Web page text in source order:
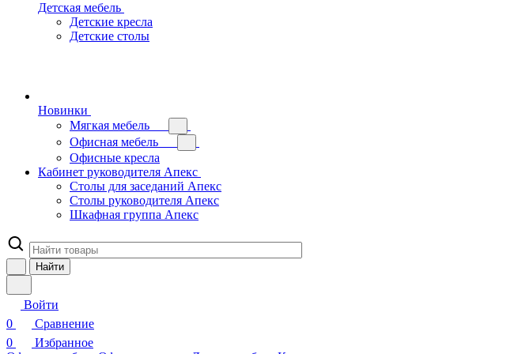
Детская мебель
Детские кресла
Детские столы
Новинки
Мягкая мебель
Офисная мебель
Офисные кресла
Кабинет руководителя Апекс
Столы для заседаний Апекс
Столы руководителя Апекс
Шкафная группа Апекс
Найти
Войти
0
Сравнение
0
Избранное